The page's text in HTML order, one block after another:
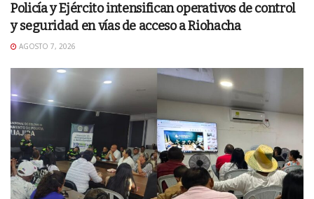
Policía y Ejército intensifican operativos de control
y seguridad en vías de acceso a Riohacha
AGOSTO 7, 2026